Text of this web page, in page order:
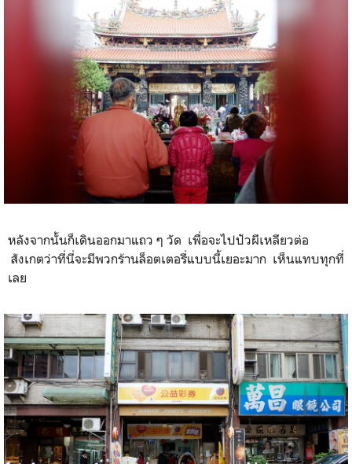
หลังจากนั้นก็เดินออกมาแถว ๆ วัด เพื่อจะไปปัวผีเหลียวต่อ
สังเกตว่าที่นี่จะมีพวกร้านล็อตเตอรี่แบบนี้เยอะมาก เห็นแทบทุกที่
เลย